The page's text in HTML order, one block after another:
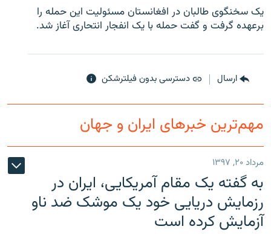
زبان‌های دیگر
یک سخنگوی طالبان در افغانستان مسئولیت این حمله را
برعهده گرفت و گفت حمله با یک انفجار انتحاری آغاز شد.
ارسال دسترسی بدون فیلترشکن
مهم‌ترین خبرهای ایران و جهان
مرداد ۲۰, ۱۳۹۷
به گفته یک مقام آمریکایی، ایران در
رزمایش دریایی خود یک موشک ضد ناو
آزمایش کرده است